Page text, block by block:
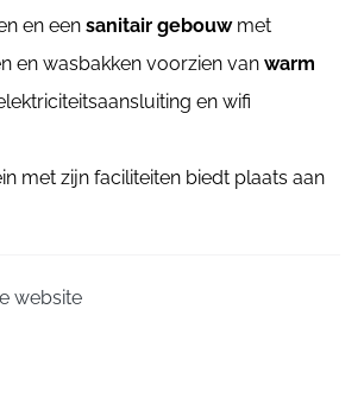
en een sanitair gebouw met
en wasbakken voorzien van warm
en wifi
met zijn faciliteiten biedt plaats aan
website